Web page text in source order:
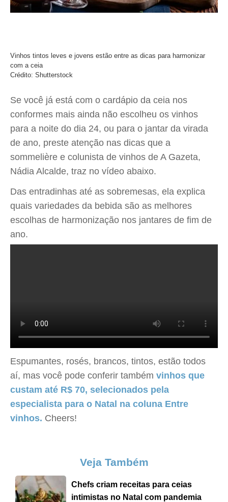
Vinhos tintos leves e jovens estão entre as dicas para harmonizar
com a ceia
Crédito: Shutterstock
Se você já está com o cardápio da ceia nos
conformes mais ainda não escolheu os vinhos
para a noite do dia 24, ou para o jantar da virada
de ano, preste atenção nas dicas que a
sommelière e colunista de vinhos de A Gazeta,
Nádia Alcalde, traz no vídeo abaixo.
Das entradinhas até as sobremesas, ela explica
quais variedades da bebida são as melhores
escolhas de harmonização nos jantares de fim de
ano.
Espumantes, rosés, brancos, tintos, estão todos
aí, mas você pode conferir também vinhos que
custam até R$ 70, selecionados pela
especialista para o Natal na coluna Entre
vinhos. Cheers!
Veja Também
Chefs criam receitas para ceias
intimistas no Natal com pandemia